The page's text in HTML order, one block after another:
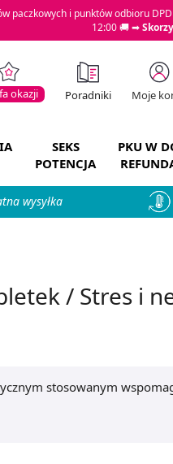
paczkowych i punktów odbioru DPD
12:00 🚚 ➡
okazji Poradniki Moje
SEKS
POTENCJA
PKU W
wysyłka
/ Stres i
stosowanym